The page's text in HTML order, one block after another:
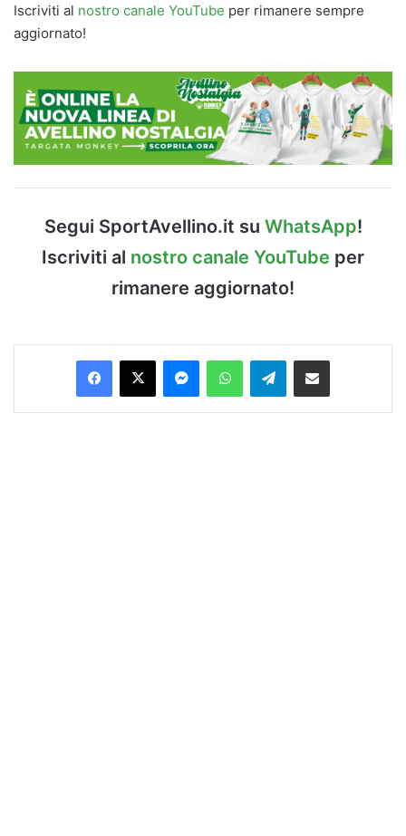
Iscriviti al nostro canale YouTube per rimanere sempre
aggiornato!
Segui SportAvellino.it su WhatsApp!
Iscriviti al nostro canale YouTube per
rimanere aggiornato!
Facebook
X MessengerWhatsAppTelegramCondividi via Email